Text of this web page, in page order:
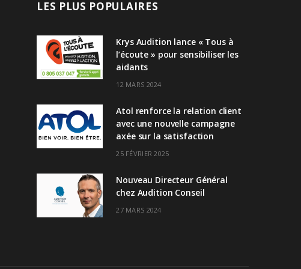
LES PLUS POPULAIRES
Krys Audition lance « Tous à
l’écoute » pour sensibiliser les
aidants
12 MARS 2024
Atol renforce la relation client
avec une nouvelle campagne
axée sur la satisfaction
25 FÉVRIER 2025
Nouveau Directeur Général
chez Audition Conseil
27 MARS 2024